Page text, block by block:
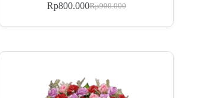
Rp900.000
Rp800.000